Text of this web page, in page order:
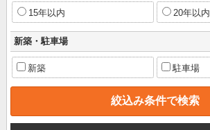
15年以内 20年以内
新築・駐車場
新築 駐車場